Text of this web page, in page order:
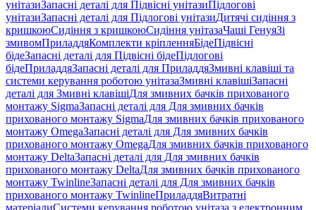
унітазиЗапасні деталі для Підвісні унітазиПідлогові
унітазиЗапасні деталі для Підлогові унітазиДитячі сидіння з
кришкоюСидіння з кришкоюСидіння унітазаЧаші ГенуяЗі
змивомПриладдяКомплекти кріпленняБідеПідвісні
бідеЗапасні деталі для Підвісні бідеПідлогові
бідеПриладдяЗапасні деталі для ПриладдяЗмивні клавіші та
системи керування роботою унітазаЗмивні клавішіЗапасні
деталі для Змивні клавішіДля змивних бачків прихованого
монтажу SigmaЗапасні деталі для Для змивних бачків
прихованого монтажу SigmaДля змивних бачків прихованого
монтажу OmegaЗапасні деталі для Для змивних бачків
прихованого монтажу OmegaДля змивних бачків прихованого
монтажу DeltaЗапасні деталі для Для змивних бачків
прихованого монтажу DeltaДля змивних бачків прихованого
монтажу TwinlineЗапасні деталі для Для змивних бачків
прихованого монтажу TwinlineПриладдяВитратні
матеріалиСистеми керування роботою унітаза з електронним